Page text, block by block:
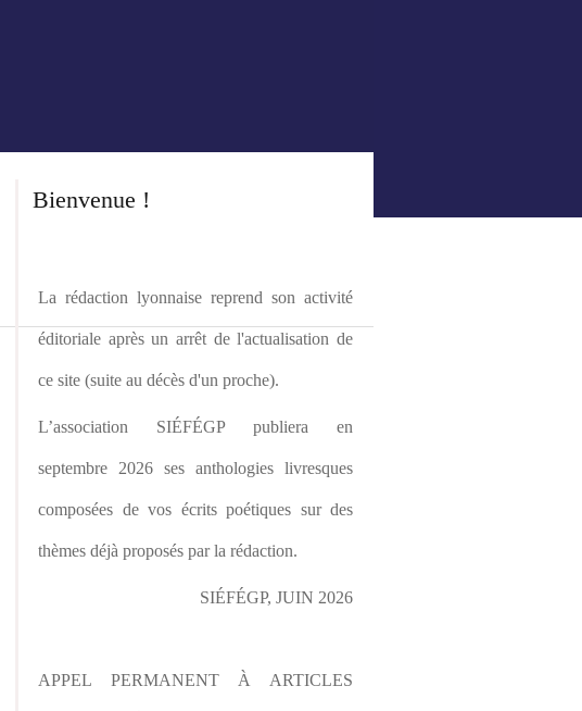
Bienvenue !
La rédaction lyonnaise reprend son activité
éditoriale après un arrêt de l'actualisation de
ce site (suite au décès d'un proche).
L’association SIÉFÉGP publiera en
septembre 2026 ses anthologies livresques
composées de vos écrits poétiques sur des
thèmes déjà proposés par la rédaction.
SIÉFÉGP, JUIN 2026
APPEL PERMANENT À ARTICLES